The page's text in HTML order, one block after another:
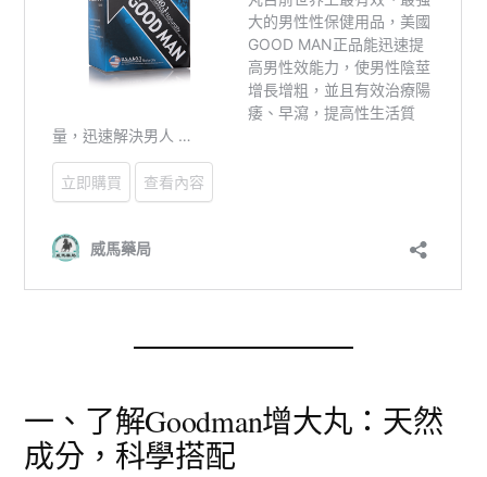
一、了解Goodman增大丸：天然
成分，科學搭配